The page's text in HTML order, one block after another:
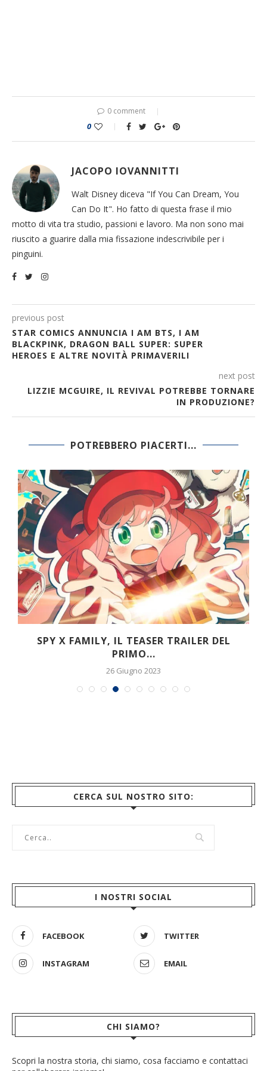
0 comment
0
JACOPO IOVANNITTI
Walt Disney diceva "If You Can Dream, You
Can Do It". Ho fatto di questa frase il mio
motto di vita tra studio, passioni e lavoro. Ma non sono mai
riuscito a guarire dalla mia fissazione indescrivibile per i
pinguini.
previous post
STAR COMICS ANNUNCIA I AM BTS, I AM
BLACKPINK, DRAGON BALL SUPER: SUPER
HEROES E ALTRE NOVITÀ PRIMAVERILI
next post
LIZZIE MCGUIRE, IL REVIVAL POTREBBE TORNARE
IN PRODUZIONE?
POTREBBERO PIACERTI...
SPY X FAMILY, IL TEASER TRAILER DEL
PRIMO...
26 Giugno 2023
CERCA SUL NOSTRO SITO:
I NOSTRI SOCIAL
FACEBOOK TWITTER
INSTAGRAM EMAIL
CHI SIAMO?
Scopri la nostra storia, chi siamo, cosa facciamo e contattaci